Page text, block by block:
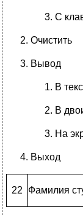
С
Очистить
Вывод
В
В
На
Выход
22 Фамилия